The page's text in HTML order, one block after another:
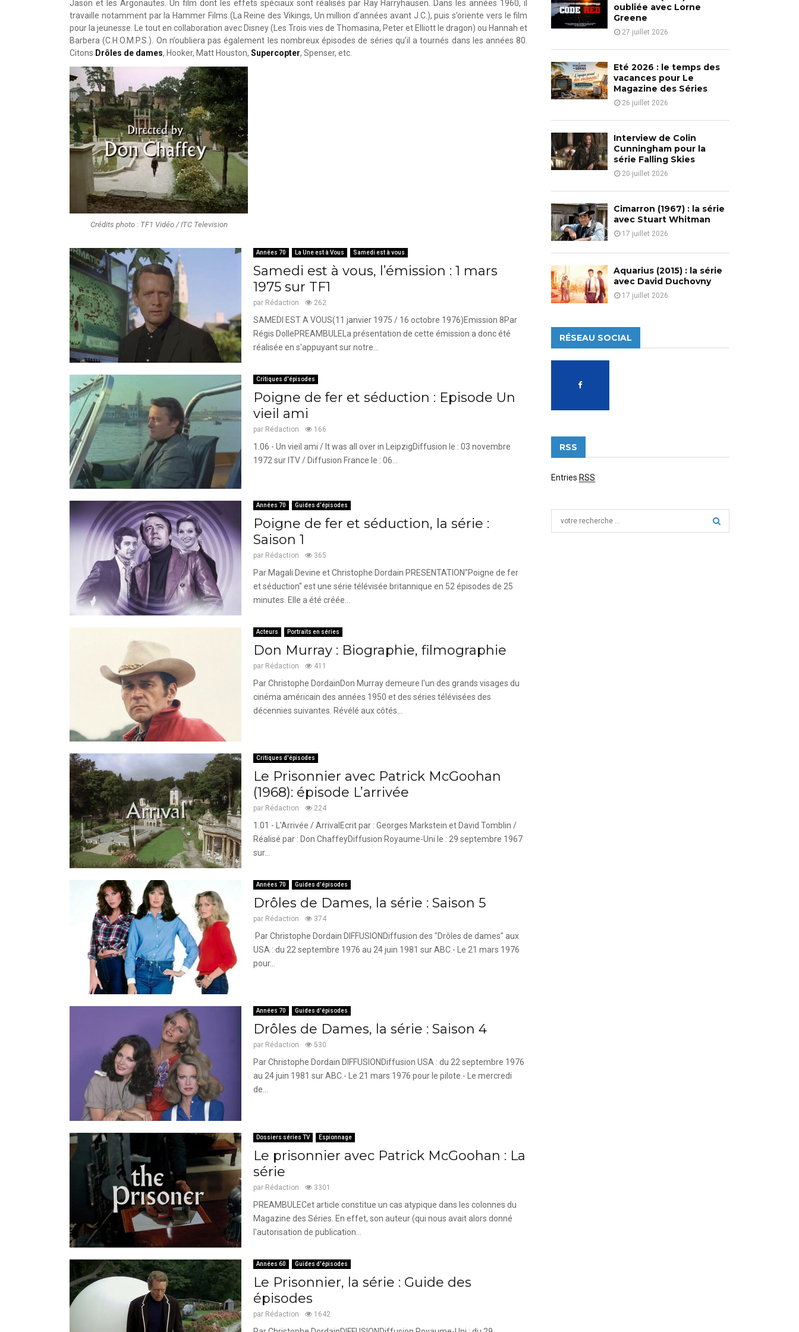
Jason et les Argonautes. Un film dont les effets spéciaux sont réalisés par Ray Harryhausen. Dans les années 1960, il
travaille notamment par la Hammer Films (La Reine des Vikings, Un million d’années avant J.C.), puis s’oriente vers le film
pour la jeunesse. Le tout en collaboration avec Disney (Les Trois vies de Thomasina, Peter et Elliott le dragon) ou Hannah et
Barbera (C.H.O.M.P.S.). On n’oubliera pas également les nombreux épisodes de séries qu’il a tournés dans les années 80.
Citons Drôles de dames, Hooker, Matt Houston, Supercopter, Spenser, etc.
Crédits photo : TF1 Vidéo / ITC Television
Années 70 La Une est à Vous Samedi est à vous
Samedi est à vous, l’émission : 1 mars
1975 sur TF1
par Rédaction 262
SAMEDI EST A VOUS(11 janvier 1975 / 16 octobre 1976)Emission 8Par
Régis DollePREAMBULELa présentation de cette émission a donc été
réalisée en s'appuyant sur notre...
Critiques d'épisodes
Poigne de fer et séduction : Episode Un
vieil ami
par Rédaction 166
1.06 - Un vieil ami / It was all over in LeipzigDiffusion le : 03 novembre
1972 sur ITV / Diffusion France le : 06...
Années 70 Guides d'épisodes
Poigne de fer et séduction, la série :
Saison 1
par Rédaction 365
Par Magali Devine et Christophe Dordain PRESENTATION"Poigne de fer
et séduction" est une série télévisée britannique en 52 épisodes de 25
minutes. Elle a été créée...
Acteurs Portraits en séries
Don Murray : Biographie, filmographie
par Rédaction 411
Par Christophe DordainDon Murray demeure l'un des grands visages du
cinéma américain des années 1950 et des séries télévisées des
décennies suivantes. Révélé aux côtés...
Critiques d'épisodes
Le Prisonnier avec Patrick McGoohan
(1968): épisode L’arrivée
par Rédaction 224
1.01 - L'Arrivée / ArrivalEcrit par : Georges Markstein et David Tomblin /
Réalisé par : Don ChaffeyDiffusion Royaume-Uni le : 29 septembre 1967
sur...
Années 70 Guides d'épisodes
Drôles de Dames, la série : Saison 5
par Rédaction 374
Par Christophe Dordain DIFFUSIONDiffusion des "Drôles de dames" aux
USA : du 22 septembre 1976 au 24 juin 1981 sur ABC.- Le 21 mars 1976
pour...
Années 70 Guides d'épisodes
Drôles de Dames, la série : Saison 4
par Rédaction 530
Par Christophe Dordain DIFFUSIONDiffusion USA : du 22 septembre 1976
au 24 juin 1981 sur ABC.- Le 21 mars 1976 pour le pilote.- Le mercredi
de...
Dossiers séries TV Espionnage
Le prisonnier avec Patrick McGoohan : La
série
par Rédaction 3301
PREAMBULECet article constitue un cas atypique dans les colonnes du
Magazine des Séries. En effet, son auteur (qui nous avait alors donné
l'autorisation de publication...
Années 60 Guides d'épisodes
Le Prisonnier, la série : Guide des
épisodes
par Rédaction 1642
o
r
:
H
oubliée avec Lorne
Greene
27 juillet 2026
Eté 2026 : le temps des
vacances pour Le
Magazine des Séries
26 juillet 2026
Interview de Colin
Cunningham pour la
série Falling Skies
20 juillet 2026
Cimarron (1967) : la série
avec Stuart Whitman
17 juillet 2026
Aquarius (2015) : la série
avec David Duchovny
17 juillet 2026
RÉSEAU SOCIAL
RSS
Entries RSS